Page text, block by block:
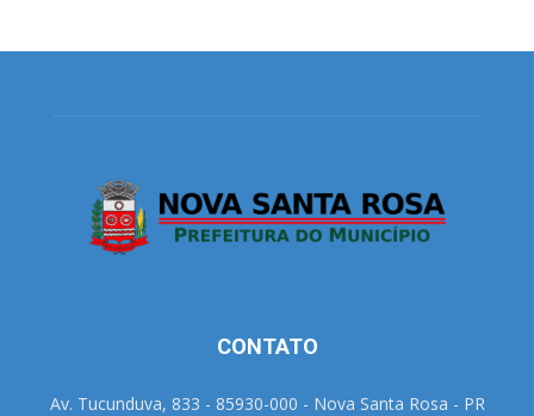
CONTATO
Av. Tucunduva, 833 - 85930-000 - Nova Santa Rosa - PR